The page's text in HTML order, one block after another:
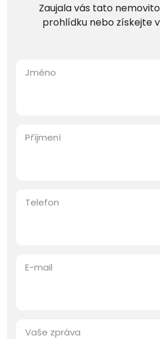
Zaujala vás tato
prohlídku nebo získejte
Jméno
Příjmení
Telefon
E-mail
Vaše zpráva